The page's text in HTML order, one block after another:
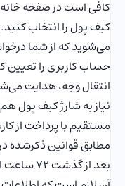
کافی است در صفحه خانه
کیف پول را انتخاب
می‌شوید که از شما
حساب کاربری را تعیین
انتقال وجه، هدایت
نیاز به شارژ کیف پول
مستقیم با پرداخت از
مطابق قوانین ذکرشده
بعد از